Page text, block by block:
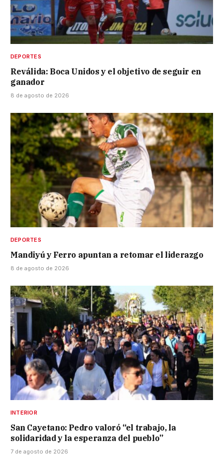
DEPORTES
Reválida: Boca Unidos y el objetivo de seguir en
ganador
8 de agosto de 2026
DEPORTES
Mandiyú y Ferro apuntan a retomar el liderazgo
8 de agosto de 2026
INTERIOR
San Cayetano: Pedro valoró “el trabajo, la
solidaridad y la esperanza del pueblo”
7 de agosto de 2026